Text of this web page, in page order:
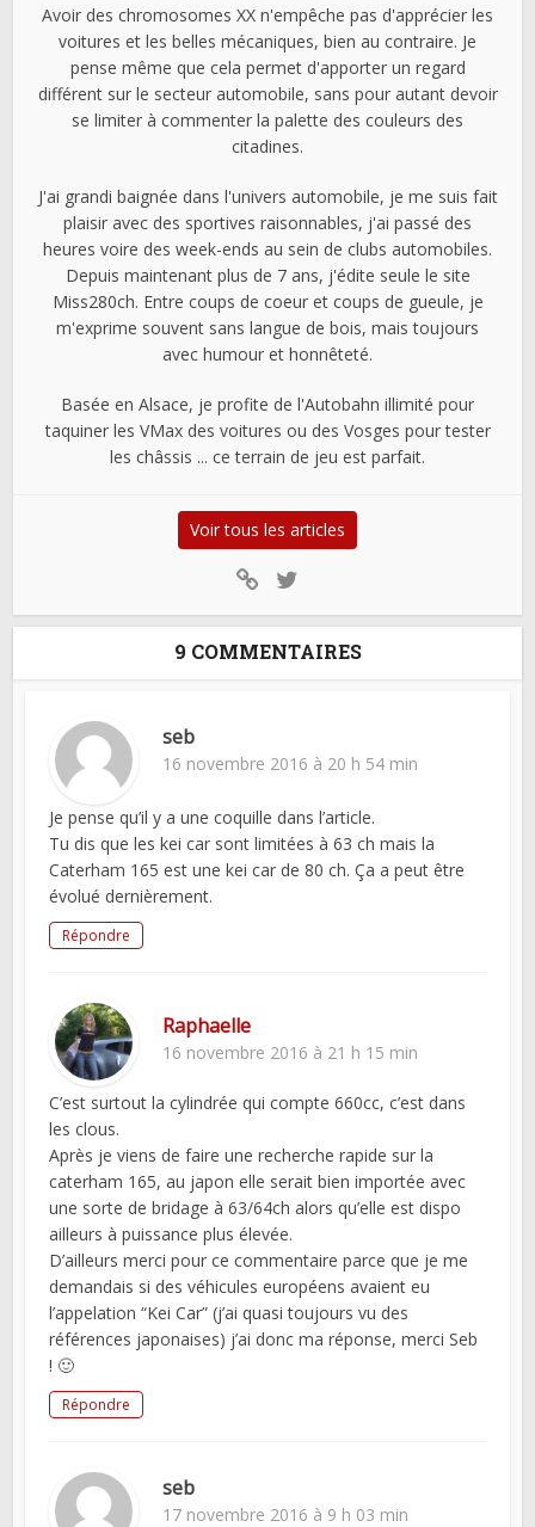
Avoir des chromosomes XX n'empêche pas d'apprécier les
voitures et les belles mécaniques, bien au contraire. Je
pense même que cela permet d'apporter un regard
différent sur le secteur automobile, sans pour autant devoir
se limiter à commenter la palette des couleurs des
citadines.
J'ai grandi baignée dans l'univers automobile, je me suis fait
plaisir avec des sportives raisonnables, j'ai passé des
heures voire des week-ends au sein de clubs automobiles.
Depuis maintenant plus de 7 ans, j'édite seule le site
Miss280ch. Entre coups de coeur et coups de gueule, je
m'exprime souvent sans langue de bois, mais toujours
avec humour et honnêteté.
Basée en Alsace, je profite de l'Autobahn illimité pour
taquiner les VMax des voitures ou des Vosges pour tester
les châssis ... ce terrain de jeu est parfait.
Voir tous les articles
9 COMMENTAIRES
seb
16 novembre 2016 à 20 h 54 min
Je pense qu’il y a une coquille dans l’article.
Tu dis que les kei car sont limitées à 63 ch mais la
Caterham 165 est une kei car de 80 ch. Ça a peut être
évolué dernièrement.
Répondre
Raphaelle
16 novembre 2016 à 21 h 15 min
C’est surtout la cylindrée qui compte 660cc, c’est dans
les clous.
Après je viens de faire une recherche rapide sur la
caterham 165, au japon elle serait bien importée avec
une sorte de bridage à 63/64ch alors qu’elle est dispo
ailleurs à puissance plus élevée.
D’ailleurs merci pour ce commentaire parce que je me
demandais si des véhicules européens avaient eu
l’appelation “Kei Car” (j’ai quasi toujours vu des
références japonaises) j’ai donc ma réponse, merci Seb
! 🙂
Répondre
seb
17 novembre 2016 à 9 h 03 min